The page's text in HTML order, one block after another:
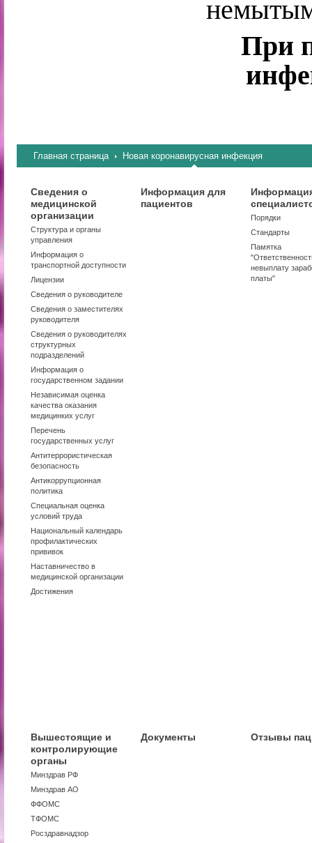
При
Главная страница Новая коронавирусная инфекция
Сведения о
медицинской
организации
Структура и органы
управления
Информация о
транспортной доступности
Лицензии
Сведения о руководителе
Сведения о заместителях
руководителя
Сведения о руководителях
структурных
подразделений
Информация о
государственном задании
Независимая оценка
качества оказания
медицинких услуг
Перечень
государственных услуг
Антитеррористическая
безопасность
Антикоррупционная
политика
Специальная оценка
условий труда
Национальный календарь
профилактических
прививок
Наставничество в
медицинской организации
Достижения
Информация для
пациентов
Порядки
Стандарты
Памятка
невыплату
платы"
Вышестоящие и
контролирующие
органы
Минздрав РФ
Минздрав АО
ФФОМС
ТФОМС
Росздравнадзор
Документы Отзывы